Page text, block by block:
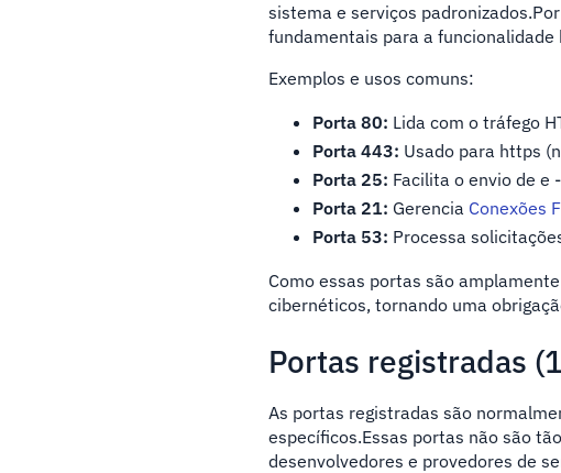
sistema e serviços
fundamentais para a
Exemplos e usos comuns:
Porta 80: Lida com o tráfego
Porta 443: Usado para https
Porta 25: Facilita o envio de e
Porta 21: Gerencia Conexões
Porta 53: Processa
Como essas portas são
cibernéticos, tornando uma
Portas registradas
As portas registradas são
específicos.Essas portas não são
desenvolvedores e provedores de